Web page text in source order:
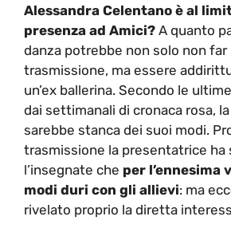
Alessandra Celentano è al
presenza ad Amici? A quanto
danza potrebbe non solo non
trasmissione, ma essere
un’ex ballerina. Secondo le
dai settimanali di cronaca rosa,
sarebbe stanca dei suoi modi.
trasmissione la presentatrice
l’insegnate che per l’ennesima
modi duri con gli allievi: ma
rivelato proprio la diretta